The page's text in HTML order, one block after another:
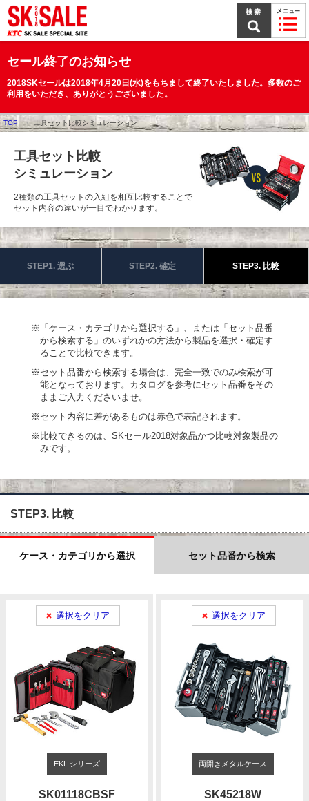
本
文
ま
で
ッ
プ
セール終了のお知らせ
2018SKセールは2018年4月20日(水)をもちまして終了いたしました。多数のご
利用をいただき、ありがとうございました。
TOP 工具セット比較シミュレーション
工具セット比較
シミュレーション
2種類の工具セットの入組を相互比較することで
セット内容の違いが一目でわかります。
STEP1. 選ぶ STEP2. 確定 STEP3. 比較
※「ケース・カテゴリから選択する」、または「セット品番
から検索する」のいずれかの方法から製品を選択・確定す
ることで比較できます。
※セット品番から検索する場合は、完全一致でのみ検索が可
能となっております。カタログを参考にセット品番をその
ままご入力くださいませ。
※セット内容に差があるものは赤色で表記されます。
※比較できるのは、SKセール2018対象品かつ比較対象製品の
みです。
STEP3. 比較
ケース・カテゴリから選択 セット品番から検索
選択をクリア
EKL シリーズ
SK01118CBSF
選択をクリア
両開きメタルケース
SK45218W